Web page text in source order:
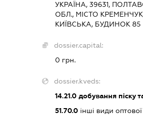
УКРАЇНА, 39631,
ОБЛ., МІСТО
КИЇВСЬКА, БУДИНОК 85
dossier.capital:
0 грн.
dossier.kveds:
14.21.0 добування піску
51.70.0 інші види оптової